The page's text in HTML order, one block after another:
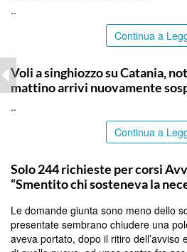
..
Continua a
Voli a singhiozzo su Catania,
mattino arrivi nuovamente
..
Continua a
Solo 244 richieste per corsi
“Smentito chi sosteneva la
Le domande giunta sono meno dello
presentate sembrano chiudere una
aveva portato, dopo il ritiro dell’avviso